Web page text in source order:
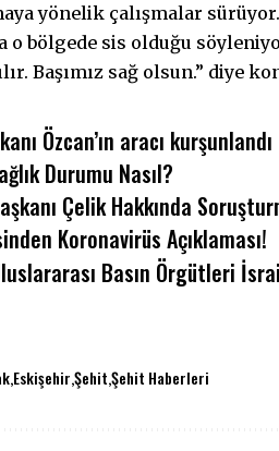
yönelik çalışmalar
o bölgede sis olduğu
Başımız sağ olsun.” diye
Özcan’ın aracı kurşunlandı
Durumu Nasıl?
Çelik Hakkında
Koronavirüs Açıklaması!
Basın Örgütleri
Eskişehir Şehit Şehit Haberleri